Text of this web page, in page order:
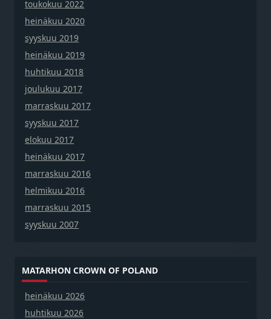
toukokuu 2022
heinäkuu 2020
syyskuu 2019
heinäkuu 2019
huhtikuu 2018
joulukuu 2017
marraskuu 2017
syyskuu 2017
elokuu 2017
heinäkuu 2017
marraskuu 2016
helmikuu 2016
marraskuu 2015
syyskuu 2007
MATARHON CROWN OF POLAND
heinäkuu 2026
huhtikuu 2026